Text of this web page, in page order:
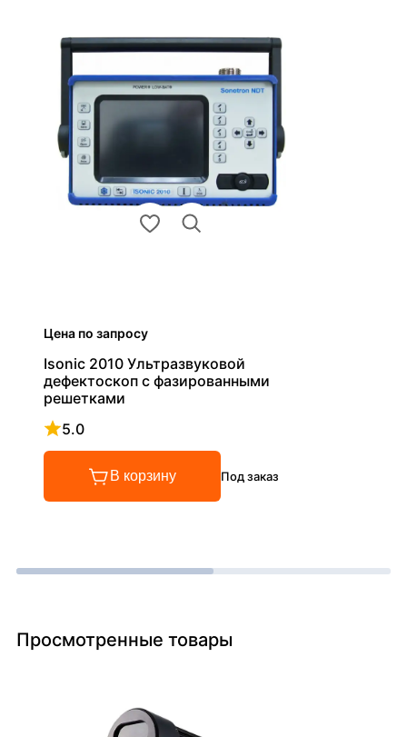
Цена по запросу
Isonic 2010 Ультразвуковой
дефектоскоп с фазированными
решетками
5.0
Рейтинг 5 из 5
В корзину Под заказ
Просмотренные товары